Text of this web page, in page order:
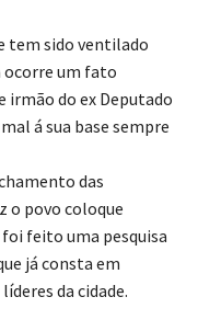
tem sido ventilado
ocorre um fato
irmão do ex Deputado
á sua base sempre
das
o povo coloque
foi feito uma pesquisa
já consta em
da cidade.